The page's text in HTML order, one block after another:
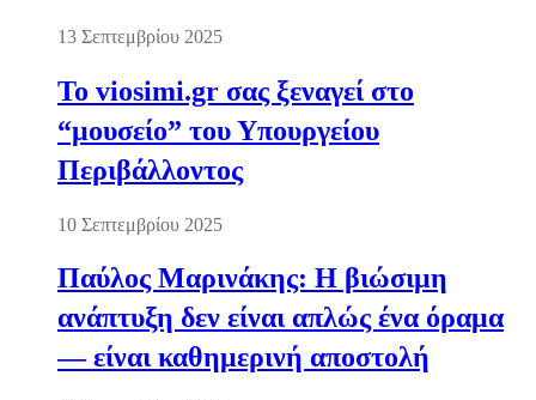
13 Σεπτεμβρίου 2025
Το viosimi.gr σας ξεναγεί στο
“μουσείο” του Υπουργείου
Περιβάλλοντος
10 Σεπτεμβρίου 2025
Παύλος Μαρινάκης: Η βιώσιμη
ανάπτυξη δεν είναι απλώς ένα όραμα
— είναι καθημερινή αποστολή